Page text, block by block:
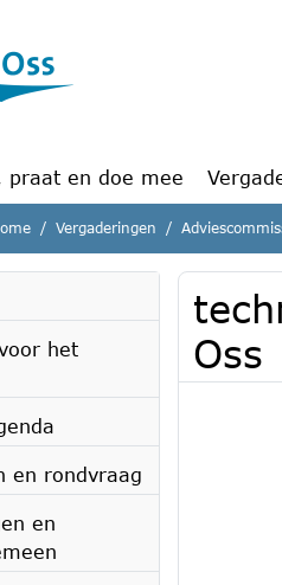
praat en doe mee
Vergaderingen
het
en rondvraag
en
Oss